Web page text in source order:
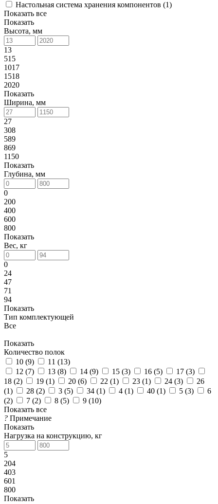
Настольная система хранения компонентов (1)
Показать все
Показать
Высота, мм
13
515
1017
1518
2020
Показать
Ширина, мм
27
308
589
869
1150
Показать
Глубина, мм
0
200
400
600
800
Показать
Вес, кг
0
24
47
71
94
Показать
Тип комплектующей
Все
Показать
Количество полок
10 (9) 11 (13)
12 (7) 13 (8) 14 (9) 15 (3) 16 (5) 17 (3)
18 (2) 19 (1) 20 (6) 22 (1) 23 (1) 24 (3)
26
(1) 28 (2) 3 (5) 34 (1) 4 (1) 40 (1) 5 (3)
6
(2) 7 (2) 8 (5) 9 (10)
Показать все
? Примечание
Показать
Нагрузка на конструкцию, кг
5
204
403
601
800
Показать